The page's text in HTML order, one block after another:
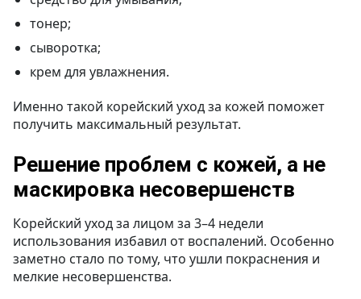
тонер;
сыворотка;
крем для увлажнения.
Именно такой корейский уход за кожей поможет
получить максимальный результат.
Решение проблем с кожей, а не
маскировка несовершенств
Корейский уход за лицом за 3–4 недели
использования избавил от воспалений. Особенно
заметно стало по тому, что ушли покраснения и
мелкие несовершенства.